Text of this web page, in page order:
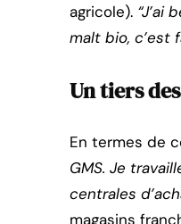
agricole). “J’ai
malt bio, c’est
Un tiers
En termes de
GMS. Je
centrales
magasins